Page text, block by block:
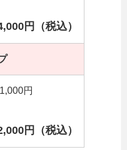
円（税込）
円
円（税込）